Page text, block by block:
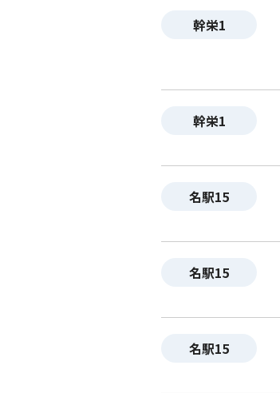
幹栄1
幹栄1
名駅15
名駅15
名駅15